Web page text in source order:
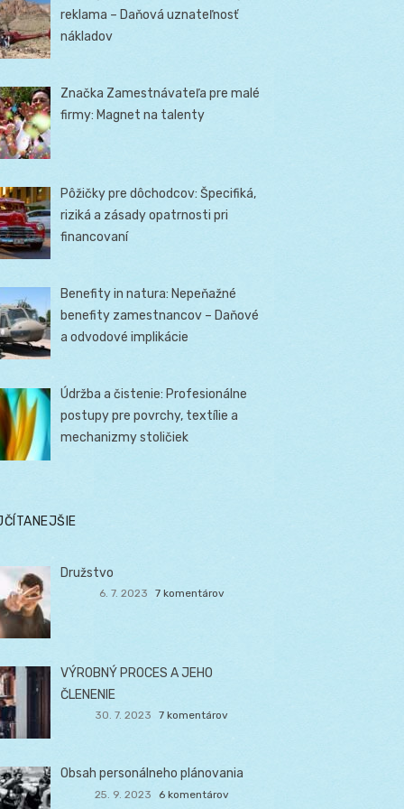
reklama – Daňová uznateľnosť
nákladov
Značka Zamestnávateľa pre malé
firmy: Magnet na talenty
Pôžičky pre dôchodcov: Špecifiká,
riziká a zásady opatrnosti pri
financovaní
Benefity in natura: Nepeňažné
benefity zamestnancov – Daňové
a odvodové implikácie
Údržba a čistenie: Profesionálne
postupy pre povrchy, textílie a
mechanizmy stoličiek
Družstvo
6. 7. 2023 7 komentárov
VÝROBNÝ PROCES A JEHO
ČLENENIE
30. 7. 2023 7 komentárov
Obsah personálneho plánovania
25. 9. 2023 6 komentárov